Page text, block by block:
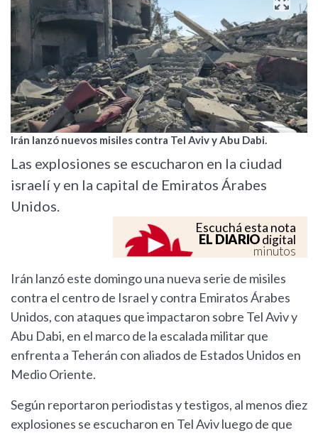
Irán lanzó nuevos misiles contra Tel Aviv y Abu Dabi.
Las explosiones se escucharon en la ciudad
israelí y en la capital de Emiratos Árabes
Unidos.
Escuchá esta nota
EL DIARIOdigital
minutos
Irán lanzó este domingo una nueva serie de misiles
contra el centro de Israel y contra Emiratos Árabes
Unidos, con ataques que impactaron sobre Tel Aviv y
Abu Dabi, en el marco de la escalada militar que
enfrenta a Teherán con aliados de Estados Unidos en
Medio Oriente.
Según reportaron periodistas y testigos, al menos diez
explosiones se escucharon en Tel Aviv luego de que